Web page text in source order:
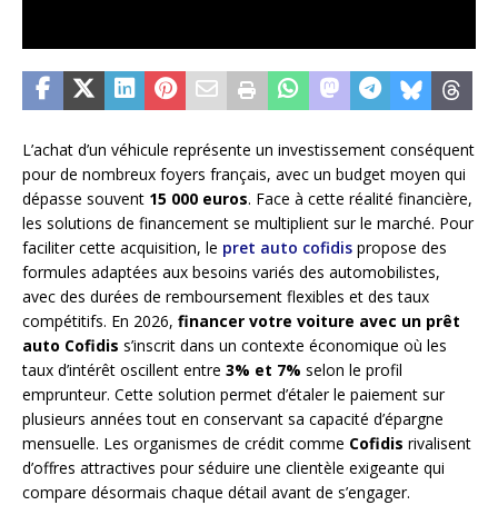
L’achat d’un véhicule représente un investissement conséquent
pour de nombreux foyers français, avec un budget moyen qui
dépasse souvent 15 000 euros. Face à cette réalité financière,
les solutions de financement se multiplient sur le marché. Pour
faciliter cette acquisition, le pret auto cofidis propose des
formules adaptées aux besoins variés des automobilistes,
avec des durées de remboursement flexibles et des taux
compétitifs. En 2026, financer votre voiture avec un prêt
auto Cofidis s’inscrit dans un contexte économique où les
taux d’intérêt oscillent entre 3% et 7% selon le profil
emprunteur. Cette solution permet d’étaler le paiement sur
plusieurs années tout en conservant sa capacité d’épargne
mensuelle. Les organismes de crédit comme Cofidis rivalisent
d’offres attractives pour séduire une clientèle exigeante qui
compare désormais chaque détail avant de s’engager.